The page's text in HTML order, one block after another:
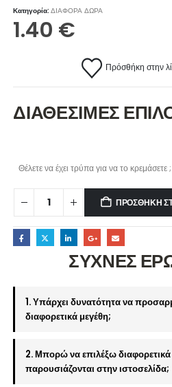
Κατηγορία:ΔΙΑΦΟΡΑ ΔΩΡΑ
1.40 €
Πρόσθήκη στην
ΔΙΑΘΕΣΙΜΕΣ
Θέλετε να έχει τρύπα για να το κρεμάσετε ;
ΠΡΟΣΘΉΚΗ
ΣΥΧΝΕΣ
1. Υπάρχει δυνατότητα να
διαφορετικά μεγέθη;
2. Μπορώ να επιλέξω
παρουσιάζονται στην ιστοσελίδα;